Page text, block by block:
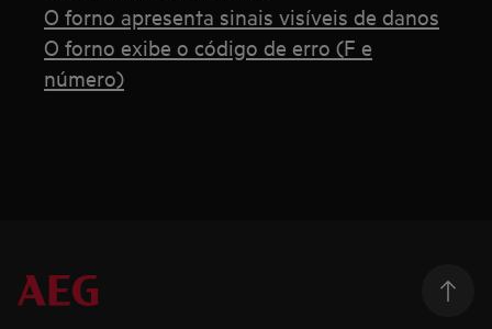
O forno apresenta sinais visíveis de danos
O forno exibe o código de erro (F e
número)